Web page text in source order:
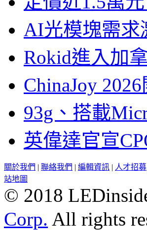
AI光模塊需求
Rokid進入加
ChinaJoy
93g、搭載
英偉達官宣
關於我們 | 聯絡我們 | 編輯資訊 | 人才招募
站地圖
© 2018
Corp. All rights